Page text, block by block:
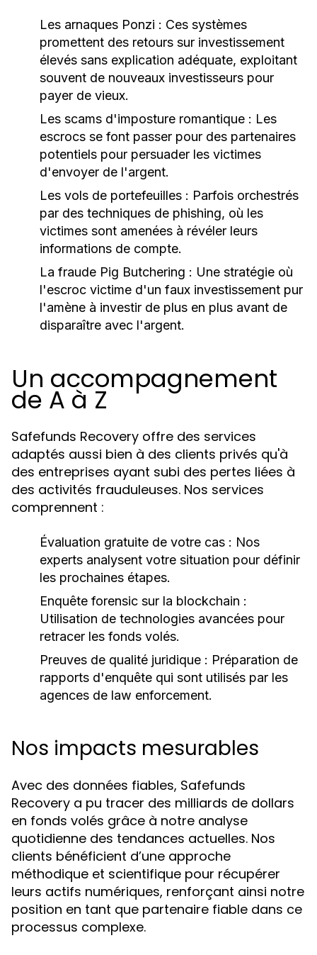
Les arnaques Ponzi : Ces systèmes
promettent des retours sur investissement
élevés sans explication adéquate, exploitant
souvent de nouveaux investisseurs pour
payer de vieux.
Les scams d'imposture romantique : Les
escrocs se font passer pour des partenaires
potentiels pour persuader les victimes
d'envoyer de l'argent.
Les vols de portefeuilles : Parfois orchestrés
par des techniques de phishing, où les
victimes sont amenées à révéler leurs
informations de compte.
La fraude Pig Butchering : Une stratégie où
l'escroc victime d'un faux investissement pur
l'amène à investir de plus en plus avant de
disparaître avec l'argent.
Un accompagnement
de A à Z
Safefunds Recovery offre des services
adaptés aussi bien à des clients privés qu'à
des entreprises ayant subi des pertes liées à
des activités frauduleuses. Nos services
comprennent :
Évaluation gratuite de votre cas : Nos
experts analysent votre situation pour définir
les prochaines étapes.
Enquête forensic sur la blockchain :
Utilisation de technologies avancées pour
retracer les fonds volés.
Preuves de qualité juridique : Préparation de
rapports d'enquête qui sont utilisés par les
agences de law enforcement.
Nos impacts mesurables
Avec des données fiables, Safefunds
Recovery a pu tracer des milliards de dollars
en fonds volés grâce à notre analyse
quotidienne des tendances actuelles. Nos
clients bénéficient d’une approche
méthodique et scientifique pour récupérer
leurs actifs numériques, renforçant ainsi notre
position en tant que partenaire fiable dans ce
processus complexe.